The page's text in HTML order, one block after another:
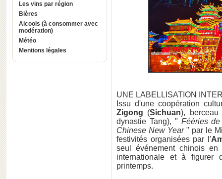
Les vins par région
Bières
Alcools (à consommer avec
modération)
Météo
Mentions légales
UNE LABELLISATION
Issu d'une coopération
Zigong (Sichuan),
dynastie Tang), " Fééries
Chinese New Year" par le
festivités organisées par l'
seul événement chinois
internationale et à figurer
printemps.